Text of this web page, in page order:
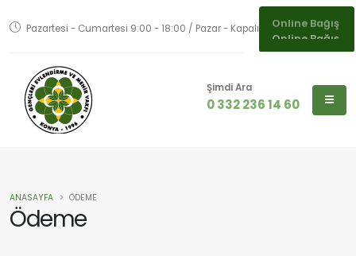
Pazartesi - Cumartesi 9:00 - 18:00 / Pazar - Kapalı Online Bağış
Şimdi Ara
0 332 236 14 60
Ödeme
ANASAYFA ÖDEME